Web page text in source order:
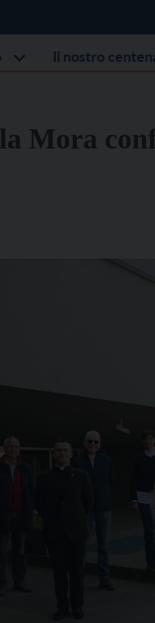
Il nostro
Mora